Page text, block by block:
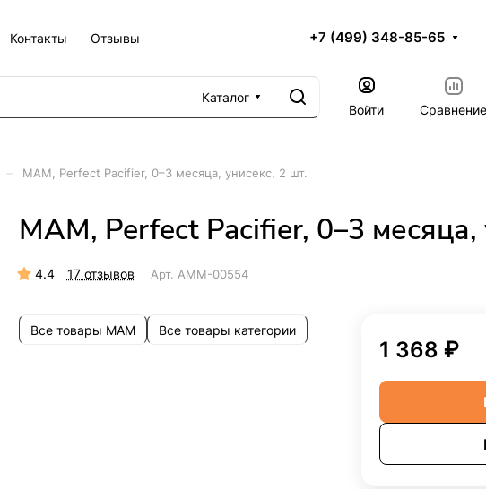
Контакты Отзывы +7 (499) 348-85-65
Каталог
Войти
Сравнение
MAM, Perfect Pacifier, 0–3 месяца, унисекс, 2 шт.
MAM, Perfect Pacifier, 0–3 месяца,
4.4 17 отзывов Арт. AMM-00554
Все товары MAM Все товары категории
1 368 ₽